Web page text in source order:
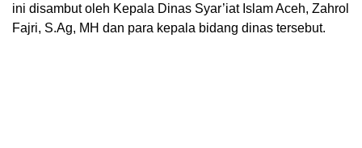
ini disambut oleh Kepala Dinas Syar’iat Islam Aceh, Zahrol
Fajri, S.Ag, MH dan para kepala bidang dinas tersebut.